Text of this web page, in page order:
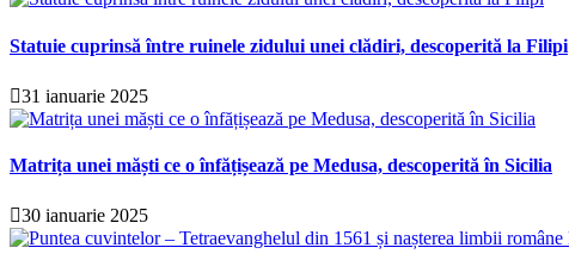
Statuie cuprinsă între ruinele zidului unei clădiri, descoperită la Filipi
31 ianuarie 2025
Matrița unei măști ce o înfățișează pe Medusa, descoperită în Sicilia
30 ianuarie 2025